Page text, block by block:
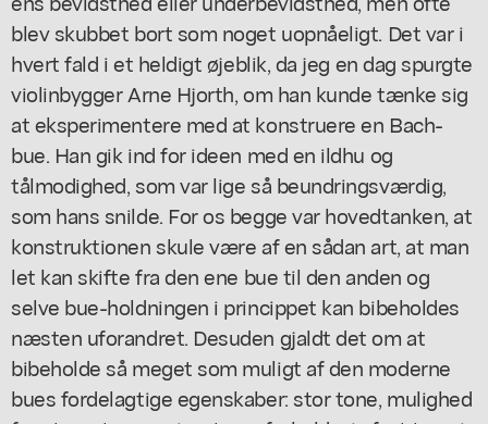
blev skubbet bort som noget uopnåeligt. Det var i
hvert fald i et heldigt øjeblik, da jeg en dag spurgte
violinbygger Arne Hjorth, om han kunde tænke sig
at eksperimentere med at konstruere en Bach-
bue. Han gik ind for ideen med en ildhu og
tålmodighed, som var lige så beundringsværdig,
som hans snilde. For os begge var hovedtanken, at
konstruktionen skule være af en sådan art, at man
let kan skifte fra den ene bue til den anden og
selve bue-holdningen i princippet kan bibeholdes
næsten uforandret. Desuden gjaldt det om at
bibeholde så meget som muligt af den moderne
bues fordelagtige egenskaber: stor tone, mulighed